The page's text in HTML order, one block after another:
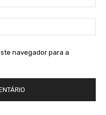
navegador para a